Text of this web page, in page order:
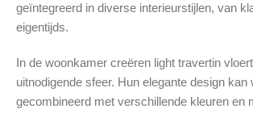
geïntegreerd in diverse interieurstijlen, van
eigentijds.
In de woonkamer creëren light travertin
uitnodigende sfeer. Hun elegante design kan
gecombineerd met verschillende kleuren en